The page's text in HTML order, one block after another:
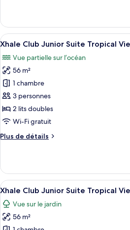
Suite
Ocean
Front
Double
le
type
de
Xhale
Club
Master
Suite
Ocean
Front
Double
Afficher
toutes
les
photos
pour
ce
type
de
chambre :
Xhale
Suite
Tropical
View
Double
Une
5
Xhale Club Junior Suite Tropical
Vue partielle sur l’océan
56 m²
1 chambre
3 personnes
2 lits doubles
Wi-Fi gratuit
Plus de détails
Plus
le
type
de
Xhale
Club
Junior
Afficher
toutes
les
photos
Une
4
Xhale Club Junior Suite Tropical
Vue sur le jardin
56 m²